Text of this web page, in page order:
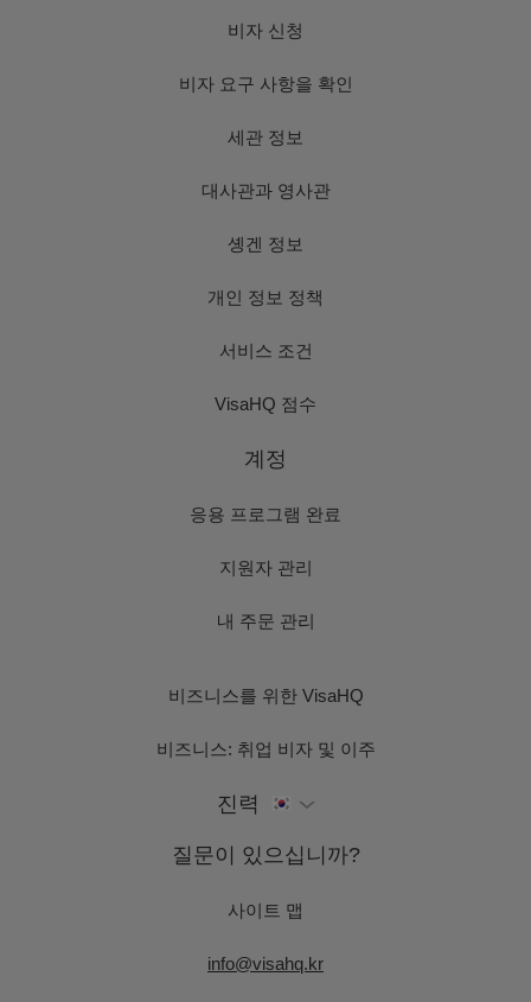
비자 신청
비자 요구 사항을 확인
세관 정보
대사관과 영사관
솅겐 정보
개인 정보 정책
서비스 조건
VisaHQ 점수
계정
응용 프로그램 완료
지원자 관리
내 주문 관리
비즈니스를 위한 VisaHQ
비즈니스: 취업 비자 및 이주
진력
질문이 있으십니까?
사이트 맵
info@visahq.kr